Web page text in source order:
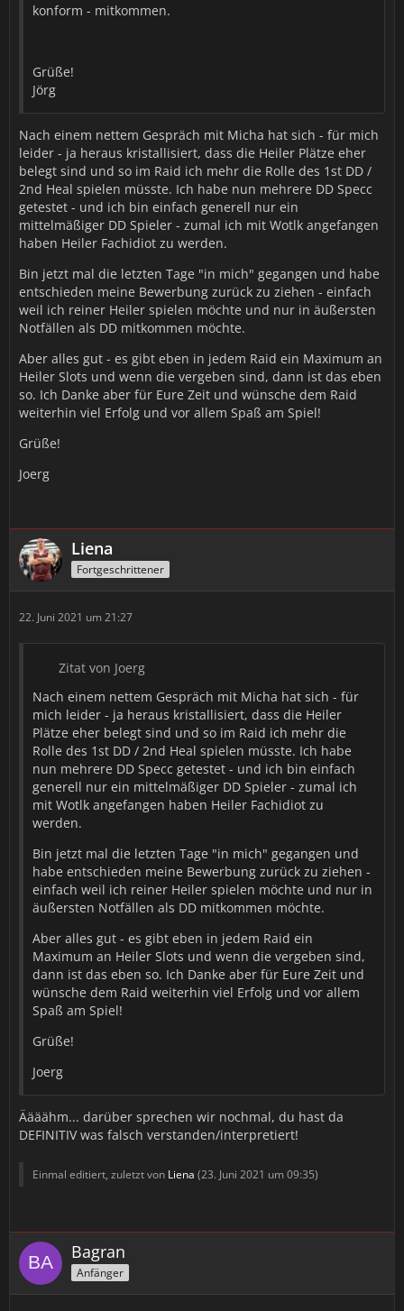
konform - mitkommen.
Grüße!
Jörg
Nach einem nettem Gespräch mit Micha hat sich - für mich
leider - ja heraus kristallisiert, dass die Heiler Plätze eher
belegt sind und so im Raid ich mehr die Rolle des 1st DD /
2nd Heal spielen müsste. Ich habe nun mehrere DD Specc
getestet - und ich bin einfach generell nur ein
mittelmäßiger DD Spieler - zumal ich mit Wotlk angefangen
haben Heiler Fachidiot zu werden.
Bin jetzt mal die letzten Tage "in mich" gegangen und habe
entschieden meine Bewerbung zurück zu ziehen - einfach
weil ich reiner Heiler spielen möchte und nur in äußersten
Notfällen als DD mitkommen möchte.
Aber alles gut - es gibt eben in jedem Raid ein Maximum an
Heiler Slots und wenn die vergeben sind, dann ist das eben
so. Ich Danke aber für Eure Zeit und wünsche dem Raid
weiterhin viel Erfolg und vor allem Spaß am Spiel!
Grüße!
Joerg
Liena
Fortgeschrittener
22. Juni 2021 um 21:27
Zitat von Joerg
Nach einem nettem Gespräch mit Micha hat sich - für
mich leider - ja heraus kristallisiert, dass die Heiler
Plätze eher belegt sind und so im Raid ich mehr die
Rolle des 1st DD / 2nd Heal spielen müsste. Ich habe
nun mehrere DD Specc getestet - und ich bin einfach
generell nur ein mittelmäßiger DD Spieler - zumal ich
mit Wotlk angefangen haben Heiler Fachidiot zu
werden.
Bin jetzt mal die letzten Tage "in mich" gegangen und
habe entschieden meine Bewerbung zurück zu ziehen -
einfach weil ich reiner Heiler spielen möchte und nur in
äußersten Notfällen als DD mitkommen möchte.
Aber alles gut - es gibt eben in jedem Raid ein
Maximum an Heiler Slots und wenn die vergeben sind,
dann ist das eben so. Ich Danke aber für Eure Zeit und
wünsche dem Raid weiterhin viel Erfolg und vor allem
Spaß am Spiel!
Grüße!
Joerg
Äääähm... darüber sprechen wir nochmal, du hast da
DEFINITIV was falsch verstanden/interpretiert!
Einmal editiert, zuletzt von Liena (23. Juni 2021 um 09:35)
Bagran
Anfänger